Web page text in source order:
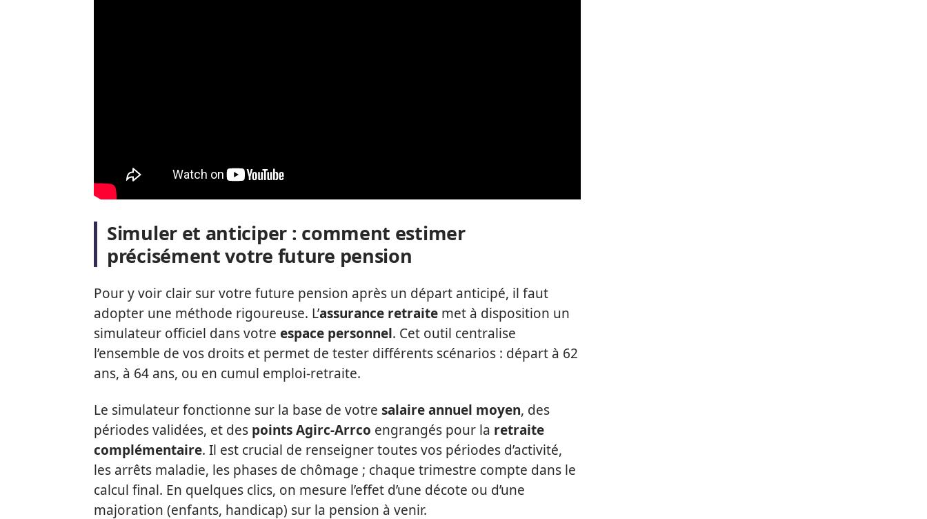
Simuler et anticiper : comment estimer
précisément votre future pension
Pour y voir clair sur votre future pension après un départ anticipé, il faut
adopter une méthode rigoureuse. L’assurance retraite met à disposition un
simulateur officiel dans votre espace personnel. Cet outil centralise
l’ensemble de vos droits et permet de tester différents scénarios : départ à 62
ans, à 64 ans, ou en cumul emploi-retraite.
Le simulateur fonctionne sur la base de votre salaire annuel moyen, des
périodes validées, et des points Agirc-Arrco engrangés pour la retraite
complémentaire. Il est crucial de renseigner toutes vos périodes d’activité,
les arrêts maladie, les phases de chômage ; chaque trimestre compte dans le
calcul final. En quelques clics, on mesure l’effet d’une décote ou d’une
majoration (enfants, handicap) sur la pension à venir.